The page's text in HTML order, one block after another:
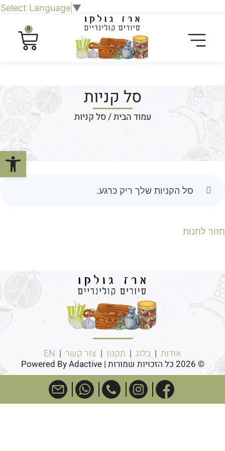
פתח
Select Language▼
0
סל קניות
עמוד הבית/ סל קניות
סל הקניות שלך ריק כרגע.
חזור לחנות
אודות | בלוג | תקנון | צור קשר |
EN
© 2026 כל הזכויות שמורות | Powered By Adactive